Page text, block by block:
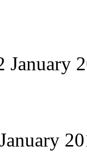
January